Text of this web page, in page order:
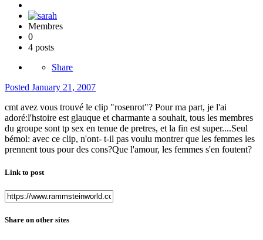
Membres
0
4 posts
Share
Posted January 21, 2007
cmt avez vous trouvé le clip "rosenrot"? Pour ma part, je l'ai
adoré:l'hstoire est glauque et charmante a souhait, tous les membres
du groupe sont tp sex en tenue de pretres, et la fin est super....Seul
bémol: avec ce clip, n'ont- t-il pas voulu montrer que les femmes les
prennent tous pour des cons?Que l'amour, les femmes s'en foutent?
Link to post
Share on other sites